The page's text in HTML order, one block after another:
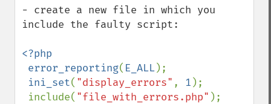
- create a new file in which you
include the faulty script:
<?php
error_reporting( E_ALL);
ini_set( "display_errors" , 1 );
include( "file_with_errors.php"